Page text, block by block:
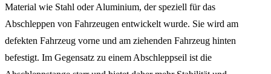
Material wie Stahl oder Aluminium, der speziell für das
Abschleppen von Fahrzeugen entwickelt wurde. Sie wird am
defekten Fahrzeug vorne und am ziehenden Fahrzeug hinten
befestigt. Im Gegensatz zu einem Abschleppseil ist die